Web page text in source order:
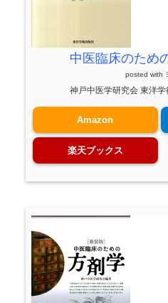
中医臨床のため
posted with
神戸中医学研究会 東洋
Amazon
楽天ブックス